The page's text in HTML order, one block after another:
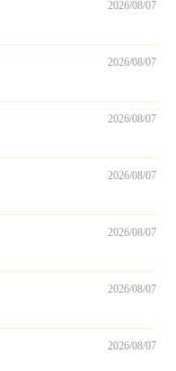
2026/08/07
2026/08/07
2026/08/07
2026/08/07
2026/08/07
2026/08/07
2026/08/07